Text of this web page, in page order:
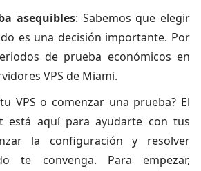
asequibles: Sabemos que elegir
es una decisión importante. Por
de prueba económicos en
VPS de Miami.
VPS o comenzar una prueba? El
está aquí para ayudarte con tus
la configuración y resolver
te convenga. Para empezar,